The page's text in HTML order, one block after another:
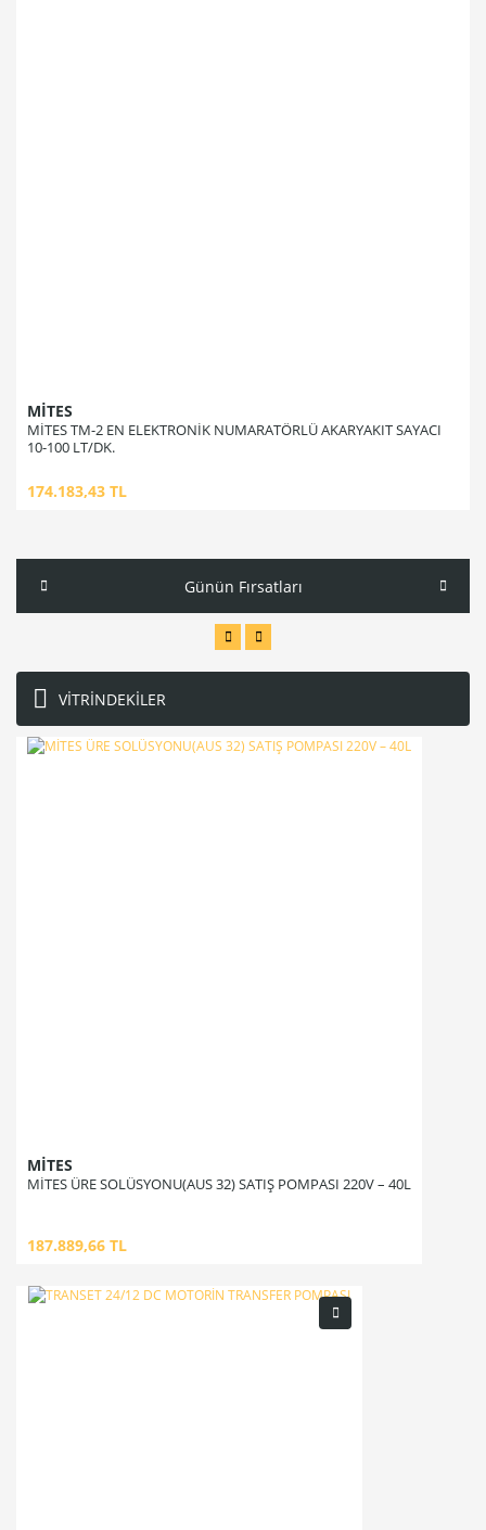
MİTES
MİTES TM-2 EN ELEKTRONİK NUMARATÖRLÜ AKARYAKIT SAYACI
10-100 LT/DK.
174.183,43 TL
Günün Fırsatları
VİTRİNDEKİLER
MİTES
MİTES ÜRE SOLÜSYONU(AUS 32) SATIŞ POMPASI 220V – 40L
187.889,66 TL